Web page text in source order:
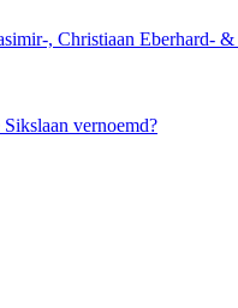
, Christiaan Eberhard- &
vernoemd?